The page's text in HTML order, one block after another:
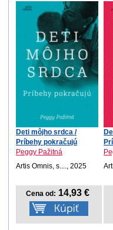
Deti môjho srdca /
Príbehy pokračujú
Peggy Pažitná
Artis Omnis, s...., 2025
Cena od: 14,93 €